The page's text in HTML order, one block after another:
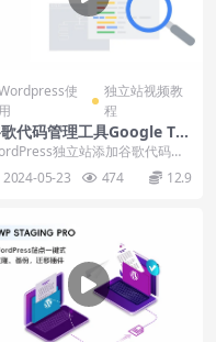
使
用
独立站视频教
程
代码管理工具Google Ta
添加绑定
独立站添加谷歌代码管
具Google Tag Manager...
2024-05-23 474 12.9